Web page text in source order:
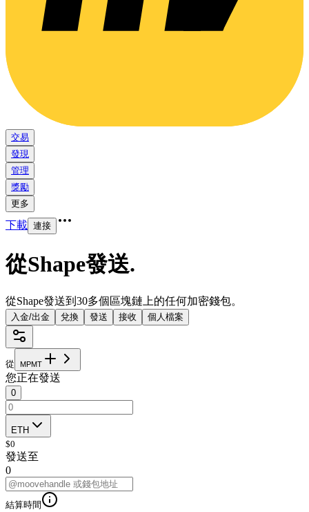
交易
發現
管理
獎勵
更多
下載 連接
從Shape發送.
從Shape發送到30多個區塊鏈上的任何加密錢包。
入金/出金 兌換 發送 接收 個人檔案
從 MPMT
您正在發送
0
ETH
$0
發送至
0
結算時間